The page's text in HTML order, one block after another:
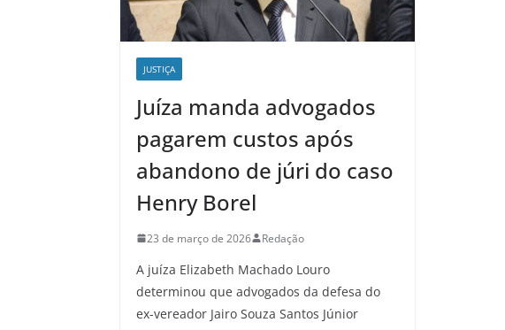
JUSTIÇA
Juíza manda advogados
pagarem custos após
abandono de júri do caso
Henry Borel
23 de março de 2026 Redação
A juíza Elizabeth Machado Louro
determinou que advogados da defesa do
ex-vereador Jairo Souza Santos Júnior